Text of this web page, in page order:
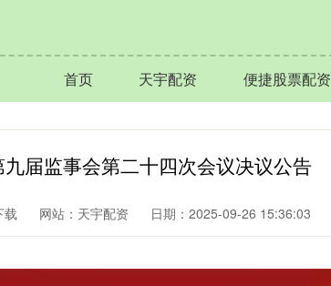
首页 天宇配资 便捷股票配资
届监事会第二十四次会议决议公告
载 网站：天宇配资 日期：2025-09-26 15:36:03